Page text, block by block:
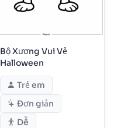
Bộ Xương Vui Vẻ
Halloween
Trẻ em
Đơn giản
Dễ